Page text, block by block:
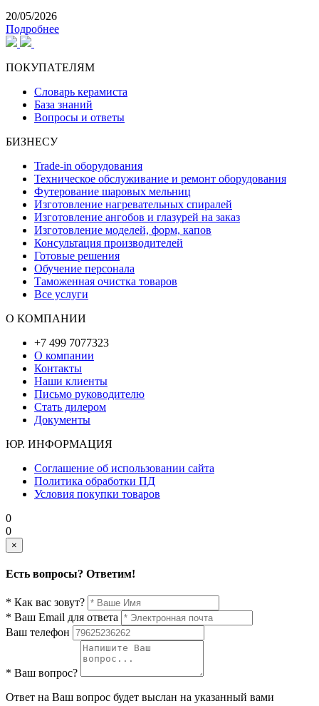
20/05/2026
Подробнее
ПОКУПАТЕЛЯМ
Словарь керамиста
База знаний
Вопросы и ответы
БИЗНЕСУ
Trade-in оборудования
Техническое обслуживание и ремонт оборудования
Футерование шаровых мельниц
Изготовление нагревательных спиралей
Изготовление ангобов и глазурей на заказ
Изготовление моделей, форм, капов
Консультация производителей
Готовые решения
Обучение персонала
Таможенная очистка товаров
Все услуги
О КОМПАНИИ
+7 499 7077323
О компании
Контакты
Наши клиенты
Письмо руководителю
Стать дилером
Документы
ЮР. ИНФОРМАЦИЯ
Соглашение об использовании сайта
Политика обработки ПД
Условия покупки товаров
0
0
×
Есть вопросы? Ответим!
* Как вас зовут?
* Ваш Email для ответа
Ваш телефон
* Ваш вопрос?
Ответ на Ваш вопрос будет выслан на указанный вами